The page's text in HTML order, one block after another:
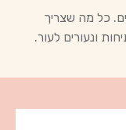
כל מה שצריך
ונעורים לעור.